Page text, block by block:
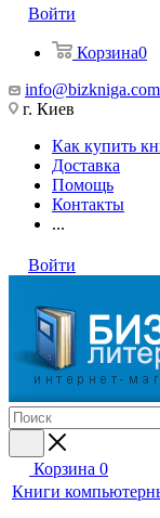
Войти
Корзина0
г. Киев
Как купить
Доставка
Помощь
Контакты
...
Войти
Корзина 0
Книги